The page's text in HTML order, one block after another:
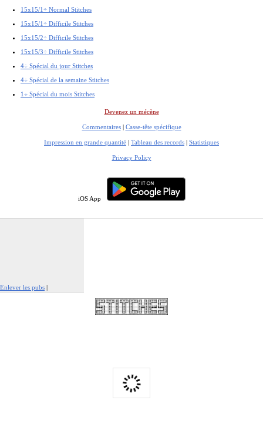
15x15/1÷ Normal Stitches
15x15/1÷ Difficile Stitches
15x15/2÷ Difficile Stitches
15x15/3÷ Difficile Stitches
4÷ Spécial du jour Stitches
4÷ Spécial de la semaine Stitches
1÷ Spécial du mois Stitches
Devenez un mécène
Commentaires| Casse-tête spécifique
Impression en grande quantité | Tableau des records | Statistiques
Privacy Policy
iOS App
Enlever les pubs |